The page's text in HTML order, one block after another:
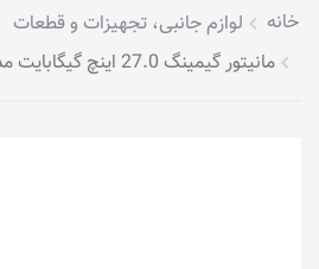
خانه لوازم جانبی، تجهیزات و قطعات
مانیتور گیمینگ 27.0 اینچ گیگابایت مدل G27Q